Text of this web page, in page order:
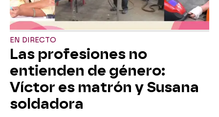
EN DIRECTO
Las profesiones no
entienden de género:
Víctor es matrón y Susana
soldadora